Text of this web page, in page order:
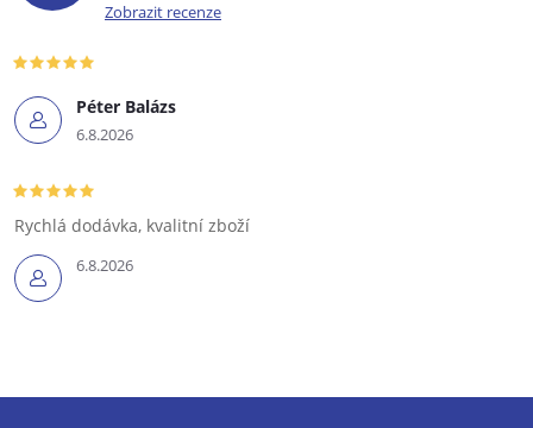
Zobrazit recenze
Péter Balázs
6.8.2026
6.8.2026
Rychlá dodávka, kvalitní zboží